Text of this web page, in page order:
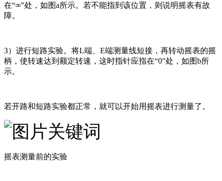
在“∞”处，如图a所示。若不能指到该位置，则说明摇表有故
障。
3）进行短路实验。将L端、E端测量线短接，再转动摇表的摇
柄，使转速达到额定转速，这时指针应指在“0”处，如图b所
示。
若开路和短路实验都正常，就可以开始用摇表进行测量了。
摇表测量前的实验